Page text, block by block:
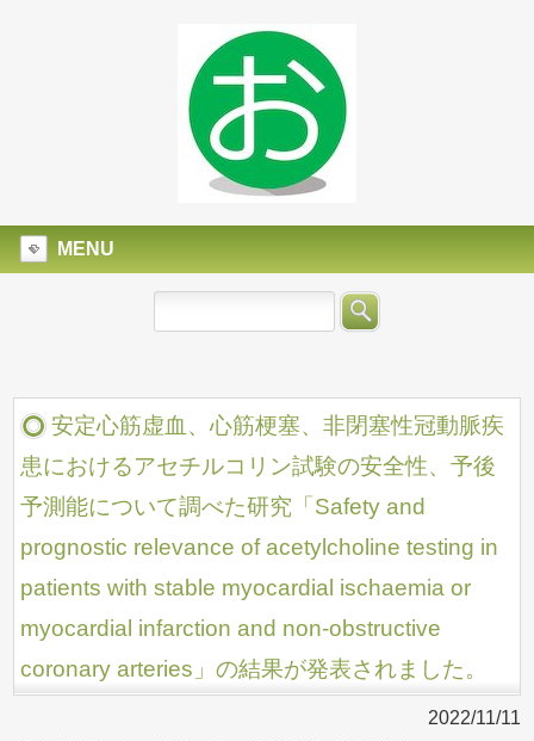
MENU
安定心筋虚血、心筋梗塞、非閉塞性冠動脈疾
患におけるアセチルコリン試験の安全性、予後
予測能について調べた研究「Safety and
prognostic relevance of acetylcholine testing in
patients with stable myocardial ischaemia or
myocardial infarction and non-obstructive
coronary arteries」の結果が発表されました。
2022/11/11